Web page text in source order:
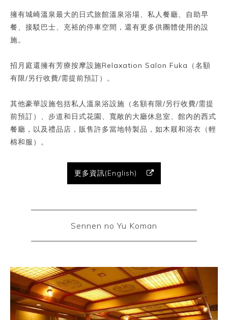
擁有城崎溫泉最大的日式旅館溫泉浴場、私人餐廳、自助早
餐、接駁巴士、充裕的停車空間，還有更多供團體使用的設
施。
招月庭還擁有芳療按摩設施Relaxation Salon Fuka（名額
有限/另行收費/需提前預訂）。
其他豪華設施包括私人溫泉浴設施（名額有限/另行收費/需提
前預訂）、步道和日式花園、寬敞的大廳休息室、館內的西式
餐廳，以及禮品店，販售許多當地特製品，如木屐和浴衣（輕
棉和服）。
更多資訊(English)
Sennen no Yu Koman